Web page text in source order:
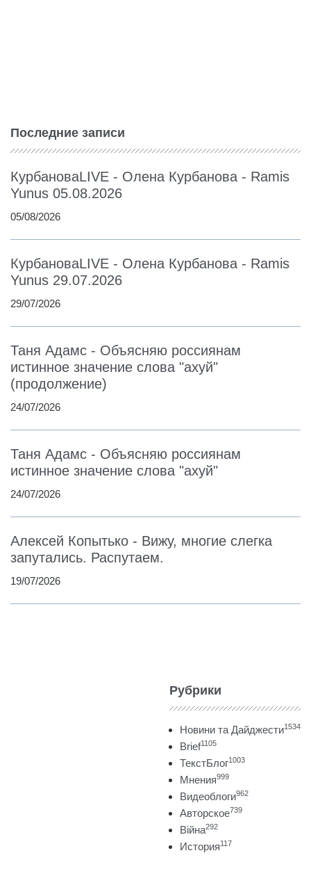
Последние записи
КурбановаLIVE - Олена Курбанова - Ramis
Yunus 05.08.2026
05/08/2026
КурбановаLIVE - Олена Курбанова - Ramis
Yunus 29.07.2026
29/07/2026
Таня Адамс - Объясняю россиянам
истинное значение слова "ахуй"
(продолжение)
24/07/2026
Таня Адамс - Объясняю россиянам
истинное значение слова "ахуй"
24/07/2026
Алексей Копытько - Вижу, многие слегка
запутались. Распутаем.
19/07/2026
Рубрики
Новини та Дайджести1534
Brief1105
ТекстБлог1003
Мнения999
Видеоблоги962
Авторское739
Війна292
История117